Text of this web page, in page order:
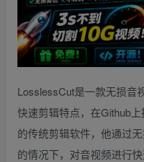
LosslessCut是一款无损音
快速剪辑特点，在Github
的传统剪辑软件，他通过
的情况下，对音视频进行